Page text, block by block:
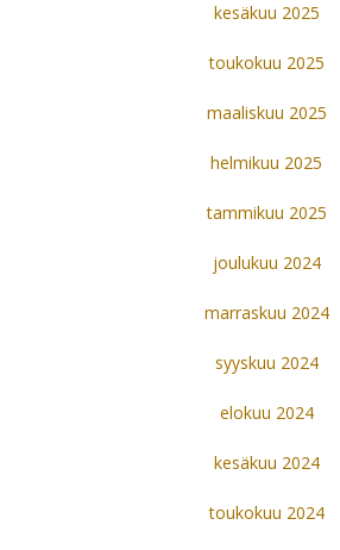
kesäkuu 2025
toukokuu 2025
maaliskuu 2025
helmikuu 2025
tammikuu 2025
joulukuu 2024
marraskuu 2024
syyskuu 2024
elokuu 2024
kesäkuu 2024
toukokuu 2024